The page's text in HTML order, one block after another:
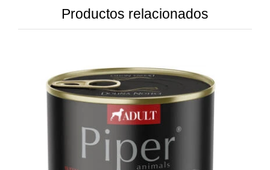
Productos relacionados